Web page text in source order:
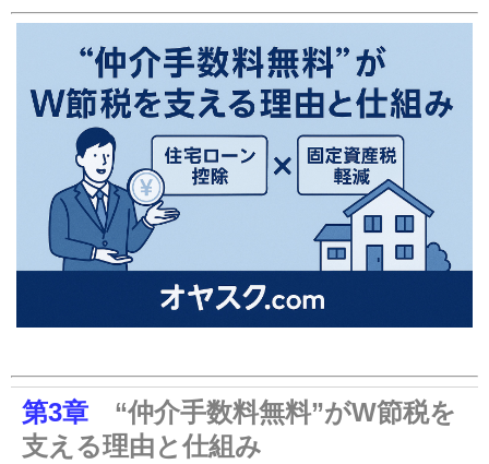
第3章 “仲介手数料無料”がW節税を
支える理由と仕組み